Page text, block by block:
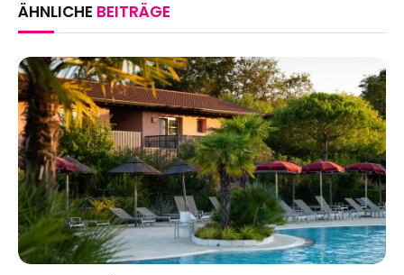
ÄHNLICHE BEITRÄGE